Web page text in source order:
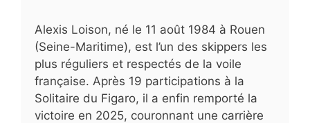
Alexis Loison, né le 11 août 1984 à Rouen
(Seine-Maritime), est l’un des skippers les
plus réguliers et respectés de la voile
française. Après 19 participations à la
Solitaire du Figaro, il a enfin remporté la
victoire en 2025, couronnant une carrière